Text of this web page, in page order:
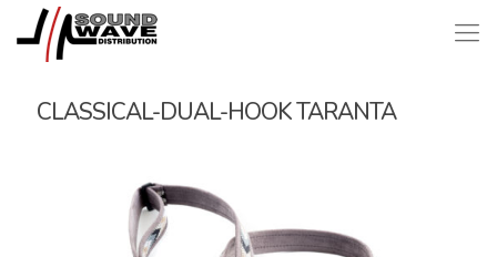
CLASSICAL-DUAL-HOOK TARANTA